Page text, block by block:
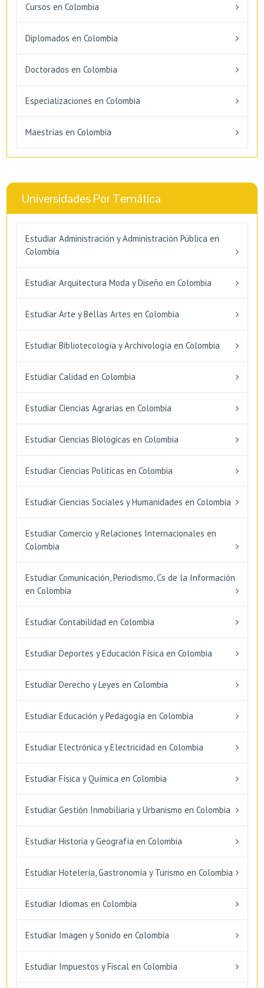
Cursos en Colombia
Diplomados en Colombia
Doctorados en Colombia
Especializaciones en Colombia
Maestrías en Colombia
Universidades Por Temática
Estudiar Administración y Administración Pública en
Colombia
Estudiar Arquitectura Moda y Diseño en Colombia
Estudiar Arte y Bellas Artes en Colombia
Estudiar Bibliotecología y Archivología en Colombia
Estudiar Calidad en Colombia
Estudiar Ciencias Agrarias en Colombia
Estudiar Ciencias Biológicas en Colombia
Estudiar Ciencias Políticas en Colombia
Estudiar Ciencias Sociales y Humanidades en Colombia
Estudiar Comercio y Relaciones Internacionales en
Colombia
Estudiar Comunicación, Periodismo, Cs de la Información
en Colombia
Estudiar Contabilidad en Colombia
Estudiar Deportes y Educación Física en Colombia
Estudiar Derecho y Leyes en Colombia
Estudiar Educación y Pedagogía en Colombia
Estudiar Electrónica y Electricidad en Colombia
Estudiar Física y Química en Colombia
Estudiar Gestión Inmobiliaria y Urbanismo en Colombia
Estudiar Historia y Geografía en Colombia
Estudiar Hotelería, Gastronomía y Turismo en Colombia
Estudiar Idiomas en Colombia
Estudiar Imagen y Sonido en Colombia
Estudiar Impuestos y Fiscal en Colombia